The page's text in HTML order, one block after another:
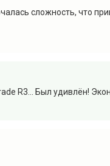
сложность, что
R3... Был удивлён!